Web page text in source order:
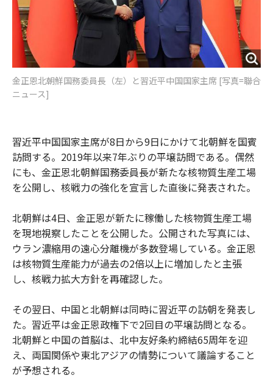
金正恩北朝鮮国務委員長（左）と習近平中国国家主席 [写真=聯合
ニュース]
習近平中国国家主席が8日から9日にかけて北朝鮮を国賓
訪問する。2019年以来7年ぶりの平壌訪問である。偶然
にも、金正恩北朝鮮国務委員長が新たな核物質生産工場
を公開し、核戦力の強化を宣言した直後に発表された。
北朝鮮は4日、金正恩が新たに稼働した核物質生産工場
を現地視察したことを公開した。公開された写真には、
ウラン濃縮用の遠心分離機が多数登場している。金正恩
は核物質生産能力が過去の2倍以上に増加したと主張
し、核戦力拡大方針を再確認した。
その翌日、中国と北朝鮮は同時に習近平の訪朝を発表し
た。習近平は金正恩政権下で2回目の平壌訪問となる。
北朝鮮と中国の首脳は、北中友好条約締結65周年を迎
え、両国関係や東北アジアの情勢について議論すること
が予想される。